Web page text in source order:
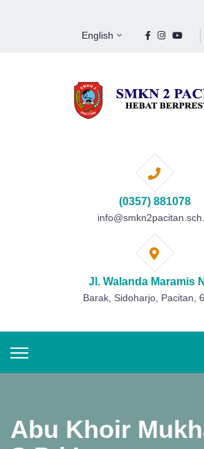
English
(0357) 881078
Jl. Walanda Maramis
Barak, Sidoharjo, Pacitan,
Abu Khoir